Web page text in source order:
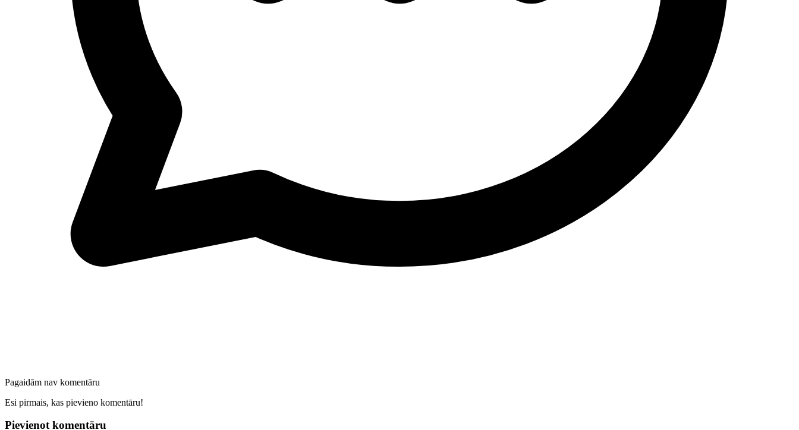
Pagaidām nav komentāru
Esi pirmais, kas pievieno komentāru!
Pievienot komentāru